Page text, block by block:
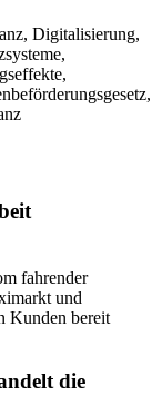
Digitalisierung,
fahrender
und
Kunden bereit
die